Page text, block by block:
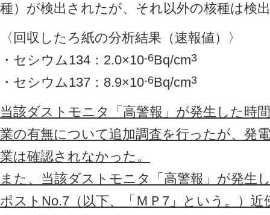
種）が検出されたが、それ以外の核種は検
〈回収したろ紙の分析結果（速報値）〉
・セシウム134：2.0×10-6Bq/cm3
・セシウム137：8.9×10-6Bq/cm3
当該ダストモニタ「高警報」が発生した時
業の有無について追加調査を行ったが、発
業は確認されなかった。
また、当該ダストモニタ「高警報」が発生
ポストNo.7（以下、「ＭＰ7」という。）